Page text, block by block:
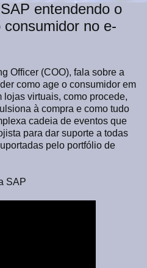
entendendo o
no e-
Officer (COO), fala sobre a
como age o consumidor em
virtuais, como procede,
à compra e como tudo
cadeia de eventos que
para dar suporte a todas
pelo portfólio de
SAP